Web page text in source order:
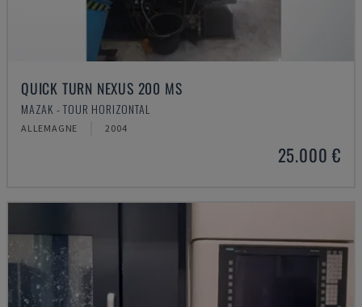
QUICK TURN NEXUS 200 MS
MAZAK - TOUR HORIZONTAL
ALLEMAGNE 2004
25.000 €